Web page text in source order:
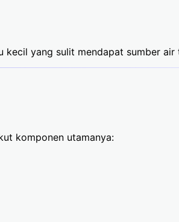
kecil yang sulit mendapat sumber air
komponen utamanya: